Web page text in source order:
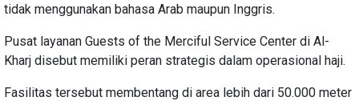
tidak menggunakan bahasa Arab maupun Inggris.
Pusat layanan Guests of the Merciful Service Center di Al-
Kharj disebut memiliki peran strategis dalam operasional haji.
Fasilitas tersebut membentang di area lebih dari 50.000 meter